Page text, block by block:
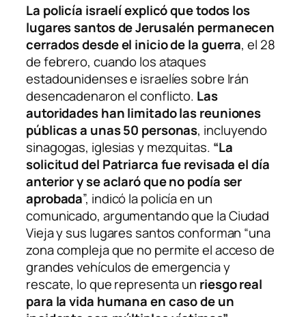
La policía israelí explicó que todos los
lugares santos de Jerusalén permanecen
cerrados desde el inicio de la guerra, el 28
de febrero, cuando los ataques
estadounidenses e israelíes sobre Irán
desencadenaron el conflicto. Las
autoridades han limitado las reuniones
públicas a unas 50 personas, incluyendo
sinagogas, iglesias y mezquitas. “La
solicitud del Patriarca fue revisada el día
anterior y se aclaró que no podía ser
aprobada”, indicó la policía en un
comunicado, argumentando que la Ciudad
Vieja y sus lugares santos conforman “una
zona compleja que no permite el acceso de
grandes vehículos de emergencia y
rescate, lo que representa un riesgo real
para la vida humana en caso de un